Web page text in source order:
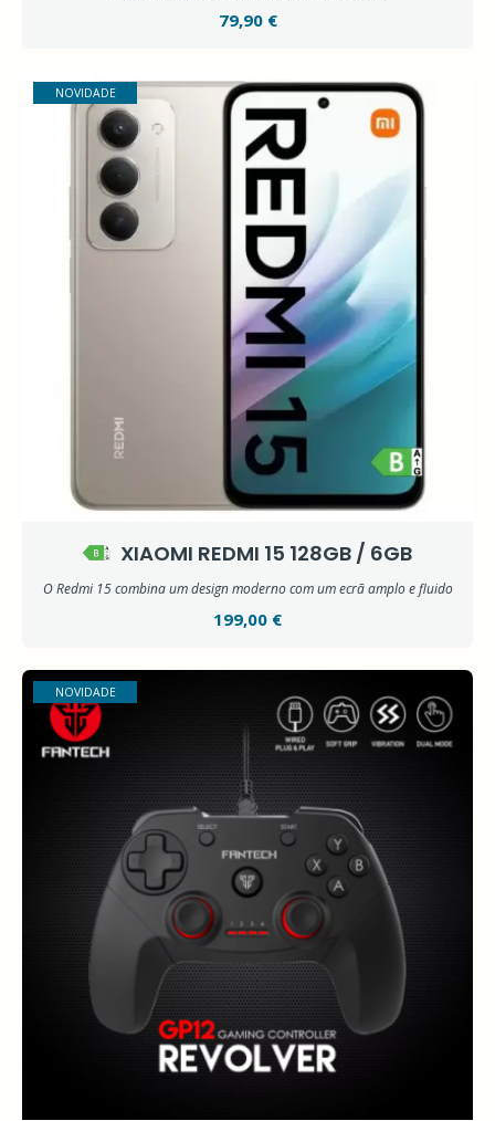
79,90 €
NOVIDADE
XIAOMI REDMI 15 128GB / 6GB
O Redmi 15 combina um design moderno com um ecrã amplo e fluido
199,00 €
NOVIDADE